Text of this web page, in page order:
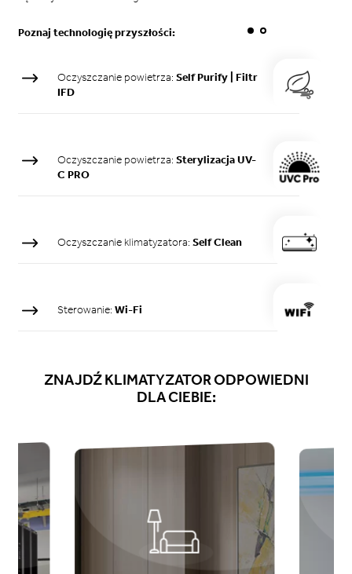
Poznaj technologię przyszłości:
Oczyszczanie powietrza: Self Purify | Filtr
IFD
Oczyszczanie powietrza: Sterylizacja UV-
C PRO
Oczyszczanie klimatyzatora: Self Clean
Sterowanie: Wi-Fi
ZNAJDŹKLIMATYZATORODPOWIEDNI
DLA CIEBIE: